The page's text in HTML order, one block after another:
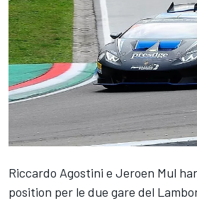
Riccardo Agostini e Jeroen Mul
position per le due gare del